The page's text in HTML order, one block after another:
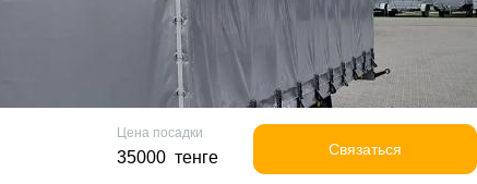
Цена посадки
35000 тенге Связаться